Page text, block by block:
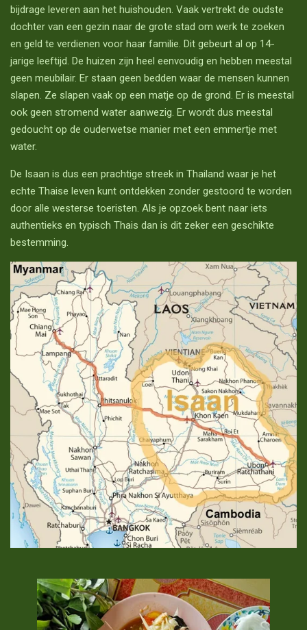
bijdrage leveren aan het huishouden. Vaak vertrekt de oudste
dochter van een gezin naar de grote stad om werk te zoeken
en geld te verdienen voor haar familie. Dit gebeurt al op 14-
jarige leeftijd. De huizen zijn heel eenvoudig en hebben meestal
geen meubilair. Er staan geen bedden waar de mensen kunnen
slapen. Ze slapen vaak op een matje op de grond. Er is meestal
ook geen stromend water aanwezig. Er wordt dus meestal
gedoucht op de ouderwetse manier met een emmertje met
water.
De Isaan is dus een prachtige streek in Thailand waar je het
echte Thaise leven kunt ontdekken zonder gestoord te worden
door alle westerse toeristen. Als je opzoek bent naar iets
authentieks en typisch Thais dan is dit zeker een geschikte
bestemming.